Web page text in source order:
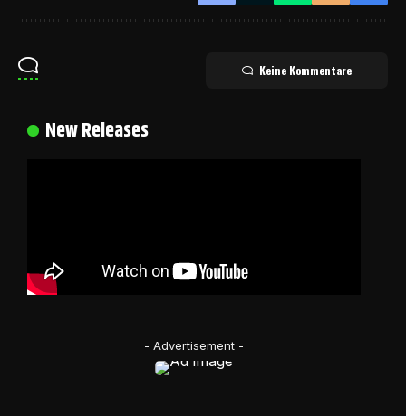
Keine Kommentare
New Releases
- Advertisement -